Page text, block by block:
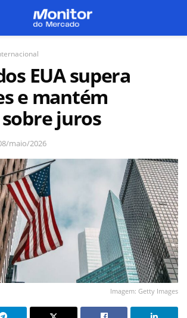
EUA supera
e mantém
juros
maio/2026
Imagem: Getty Images